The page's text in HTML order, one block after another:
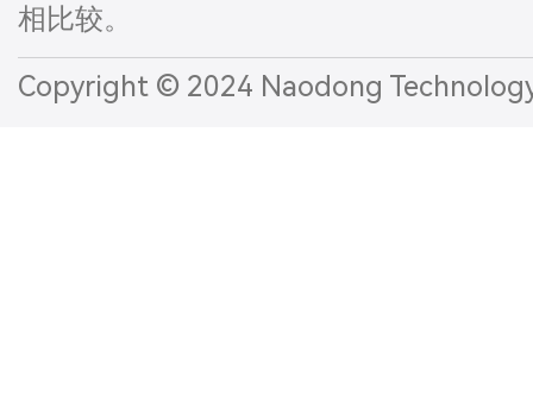
相比较。
Copyright © 2024 Naodong